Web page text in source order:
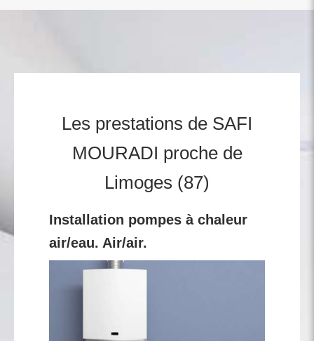
Les prestations de SAFI
MOURADI proche de
Limoges (87)
Installation pompes à chaleur
air/eau. Air/air.